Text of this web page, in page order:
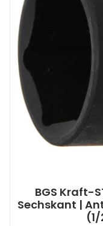
BGS Kraft-
Sechskant |